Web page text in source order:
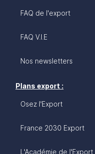
FAQ de l'export
FAQ V.I.E
Nos newsletters
Plans export :
Osez l'Export
France 2030 Export
L'Académie de l'Export